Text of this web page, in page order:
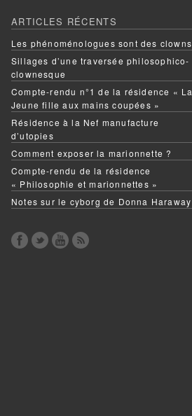
ARTICLES RÉCENTS
Les phénoménologues sont des clowns
Sillages d’une traversée philosophico-
clownesque
Compte-rendu n°1 de la résidence « La
Jeune fille aux mains coupées »
Résidence à la Nef manufacture
d’utopies
Comment exposer la marionnette ?
Compte-rendu de la résidence
« Philosophie et marionnettes »
Notes sur le cyborg de Donna Haraway